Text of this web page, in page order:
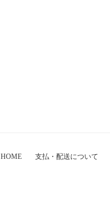
HOME 支払・配送について